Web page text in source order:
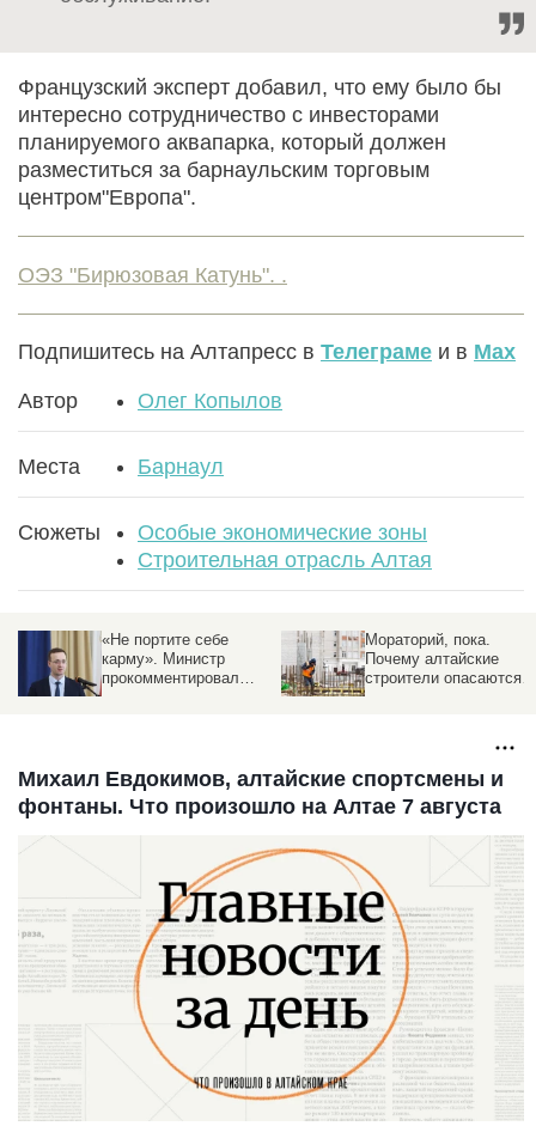
Французский эксперт добавил, что ему было бы
интересно сотрудничество с инвесторами
планируемого аквапарка, который должен
разместиться за барнаульским торговым
центром"Европа".
ОЭЗ "Бирюзовая Катунь". .
Подпишитесь на Алтапресс в Телеграме и в Max
Автор Олег Копылов
Места Барнаул
Сюжеты
Особые экономические зоны
Строительная отрасль Алтая
Мораторий, пока.
Почему алтайские
строители опасаются
Бийск растет. О
высотках и ключевых
стройплощадках
Михаил Евдокимов, алтайские спортсмены и
фонтаны. Что произошло на Алтае 7 августа